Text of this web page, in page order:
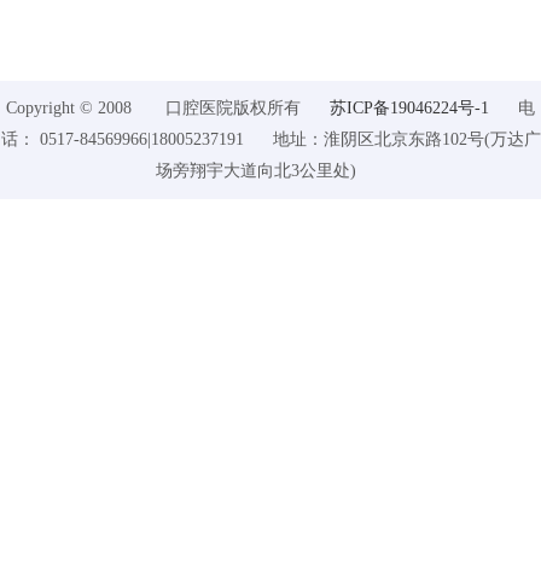
Copyright © 2008 口腔医院版权所有 苏ICP备19046224号-1 电
话： 0517-84569966|18005237191 地址：淮阴区北京东路102号(万达广
场旁翔宇大道向北3公里处)